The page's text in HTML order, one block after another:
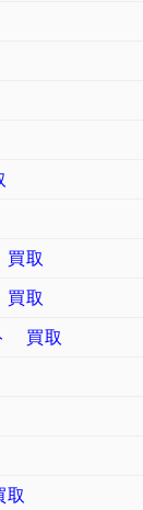
取
取
買取
取